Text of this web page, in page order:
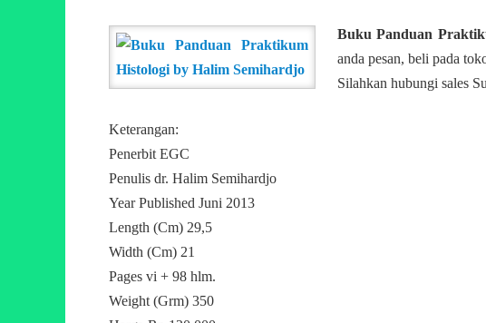
Buku Panduan
anda pesan, beli pada
Silahkan hubungi sales
Keterangan:
Penerbit EGC
Penulis dr. Halim Semihardjo
Year Published Juni 2013
Length (Cm) 29,5
Width (Cm) 21
Pages vi + 98 hlm.
Weight (Grm) 350